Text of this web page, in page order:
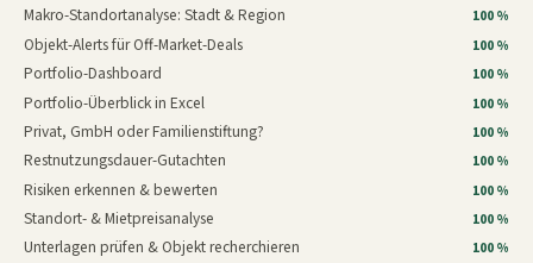
Makro-Standortanalyse: Stadt & Region 100 %
Objekt-Alerts für Off-Market-Deals 100 %
Portfolio-Dashboard 100 %
Portfolio-Überblick in Excel 100 %
Privat, GmbH oder Familienstiftung? 100 %
Restnutzungsdauer-Gutachten 100 %
Risiken erkennen & bewerten 100 %
Standort- & Mietpreisanalyse 100 %
Unterlagen prüfen & Objekt recherchieren 100 %